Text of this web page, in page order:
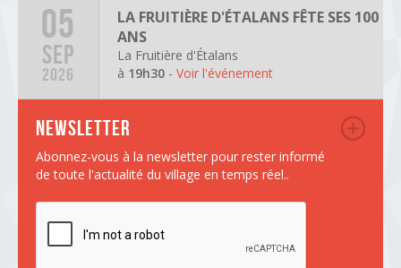
05
SEP
2026
LA FRUITIÈRE D'ÉTALANS FÊTE SES 100
ANS
La Fruitière d'Étalans
à 19h30 - Voir l'événement
Newsletter
Abonnez-vous à la newsletter pour rester informé
de toute l'actualité du village en temps réel..